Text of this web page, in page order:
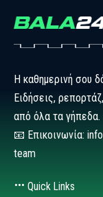
Η καθημερινή σου
Ειδήσεις,
από όλα τα γήπεδα.
📧 Επικοινωνία:
team
Quick Links